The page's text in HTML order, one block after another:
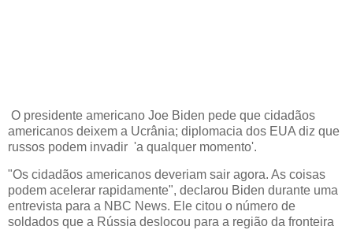
O presidente americano Joe Biden pede que cidadãos
americanos deixem a Ucrânia; diplomacia dos EUA diz que
russos podem invadir 'a qualquer momento'.
"Os cidadãos americanos deveriam sair agora. As coisas
podem acelerar rapidamente", declarou Biden durante uma
entrevista para a NBC News. Ele citou o número de
soldados que a Rússia deslocou para a região da fronteira